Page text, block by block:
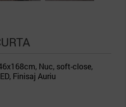
Nuc, soft-close,
Finisaj Auriu